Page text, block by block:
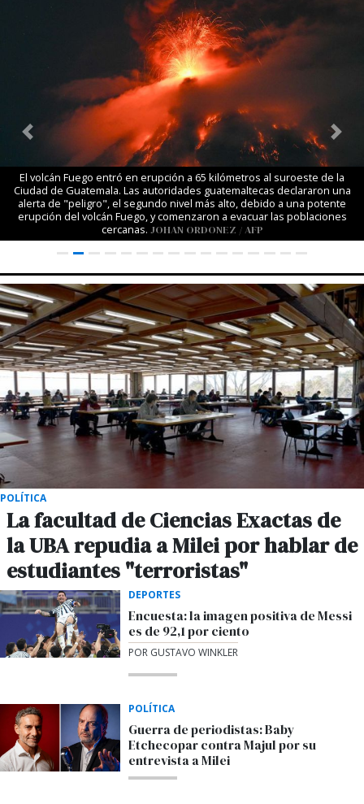
El volcán Fuego entró en erupción a 65 kilómetros al suroeste de la
Ciudad de Guatemala. Las autoridades guatemaltecas declararon una
alerta de "peligro", el segundo nivel más alto, debido a una potente
erupción del volcán Fuego, y comenzaron a evacuar las poblaciones
cercanas. JOHAN ORDONEZ / AFP
Previous Next
POLÍTICA
La facultad de Ciencias Exactas de
la UBA repudia a Milei por hablar de
estudiantes "terroristas"
DEPORTES
Encuesta: la imagen positiva de Messi
es de 92,1 por ciento
POR GUSTAVO WINKLER
POLÍTICA
Guerra de periodistas: Baby
Etchecopar contra Majul por su
entrevista a Milei